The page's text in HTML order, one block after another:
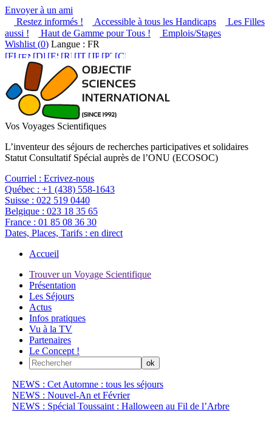
Envoyer à un ami
Restez informés !
Accessible à tous les Handicaps
Les Filles
aussi !
Haut de Gamme pour Tous !
Emplois/Stages
Wishlist (0) Langue : FR
Vos Voyages Scientifiques
L’inventeur des séjours de recherches participatives et solidaires
Statut Consultatif Spécial auprès de l’ONU (ECOSOC)
Courriel : Ecrivez-nous
Québec : +1 (438) 558-1643
Suisse : 022 519 0440
Belgique : 023 18 35 65
France : 01 85 08 36 30
Dates, Places, Tarifs : en direct
Accueil
Trouver un Voyage Scientifique
Présentation
Les Séjours
Actus
Infos pratiques
Vu à la TV
Partenaires
Le Concept !
NEWS : Cet Automne : tous les séjours
NEWS : Nouvel-An et Février
NEWS : Spécial Toussaint : Halloween au Fil de l’Arbre